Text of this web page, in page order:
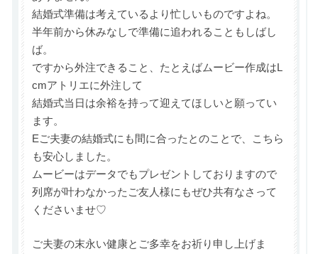
結婚式準備は考えているより忙しいものですよね。
半年前から休みなしで準備に追われることもしばし
ば。
ですから外注できること、たとえばムービー作成はL
cmアトリエに外注して
結婚式当日は余裕を持って迎えてほしいと願ってい
ます。
Eご夫妻の結婚式にも間に合ったとのことで、こちら
も安心しました。
ムービーはデータでもプレゼントしておりますので
列席が叶わなかったご友人様にもぜひ共有なさって
くださいませ♡
ご夫妻の末永い健康とご多幸をお祈り申し上げま